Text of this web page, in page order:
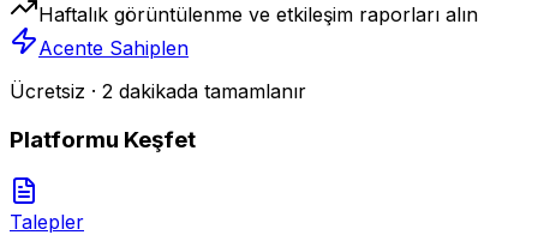
Haftalık görüntülenme ve etkileşim raporları alın
Acente Sahiplen
Ücretsiz · 2 dakikada tamamlanır
Platformu Keşfet
Talepler